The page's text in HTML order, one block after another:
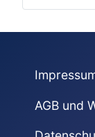
AGB und